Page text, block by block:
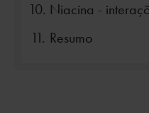
Niacina -
Resumo